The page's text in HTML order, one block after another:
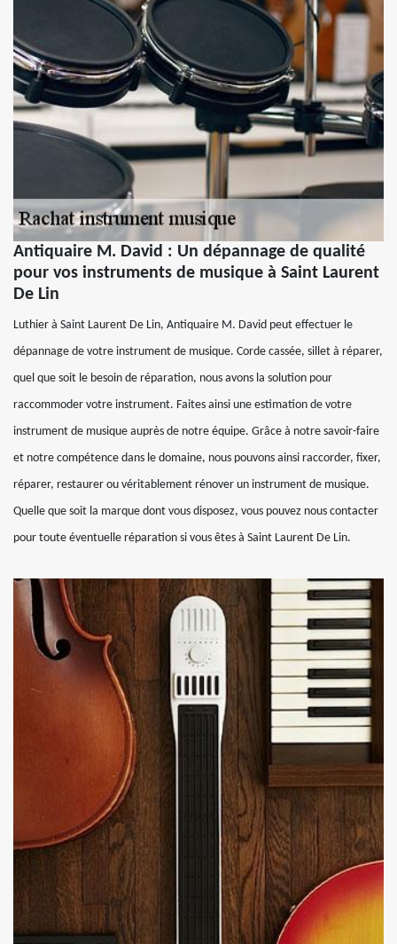
Antiquaire M. David : Un dépannage de qualité
pour vos instruments de musique à Saint Laurent
De Lin
Luthier à Saint Laurent De Lin, Antiquaire M. David peut effectuer le
dépannage de votre instrument de musique. Corde cassée, sillet à réparer,
quel que soit le besoin de réparation, nous avons la solution pour
raccommoder votre instrument. Faites ainsi une estimation de votre
instrument de musique auprès de notre équipe. Grâce à notre savoir-faire
et notre compétence dans le domaine, nous pouvons ainsi raccorder, fixer,
réparer, restaurer ou véritablement rénover un instrument de musique.
Quelle que soit la marque dont vous disposez, vous pouvez nous contacter
pour toute éventuelle réparation si vous êtes à Saint Laurent De Lin.